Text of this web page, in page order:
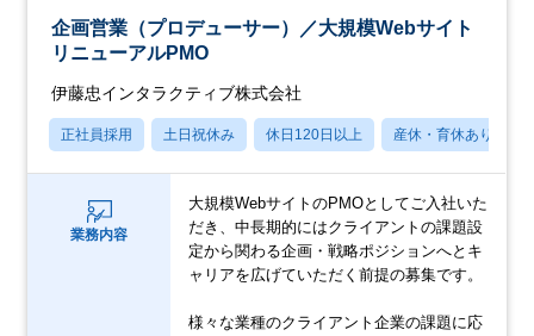
企画営業（プロデューサー）／大規模Webサイト
リニューアルPMO
伊藤忠インタラクティブ株式会社
正社員採用 土日祝休み 休日120日以上 産休・育休あり
業務内容
大規模WebサイトのPMOとしてご入社いた
だき、中長期的にはクライアントの課題設
定から関わる企画・戦略ポジションへとキ
ャリアを広げていただく前提の募集です。
様々な業種のクライアント企業の課題に応